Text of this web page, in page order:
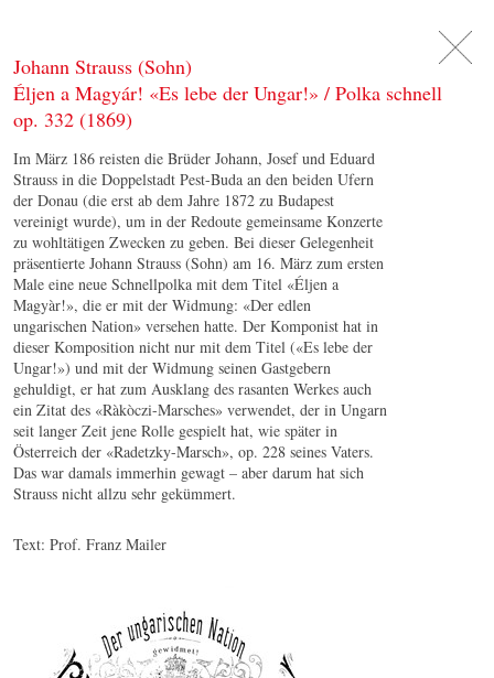
Johann Strauss (Sohn)
Éljen a Magyár! «Es lebe der Ungar!» / Polka schnell
op. 332 (1869)
Im März 186 reisten die Brüder Johann, Josef und Eduard
Strauss in die Doppelstadt Pest-Buda an den beiden Ufern
der Donau (die erst ab dem Jahre 1872 zu Budapest
vereinigt wurde), um in der Redoute gemeinsame Konzerte
zu wohltätigen Zwecken zu geben. Bei dieser Gelegenheit
präsentierte Johann Strauss (Sohn) am 16. März zum ersten
Male eine neue Schnellpolka mit dem Titel «Éljen a
Magyàr!», die er mit der Widmung: «Der edlen
ungarischen Nation» versehen hatte. Der Komponist hat in
dieser Komposition nicht nur mit dem Titel («Es lebe der
Ungar!») und mit der Widmung seinen Gastgebern
gehuldigt, er hat zum Ausklang des rasanten Werkes auch
ein Zitat des «Ràkòczi-Marsches» verwendet, der in Ungarn
seit langer Zeit jene Rolle gespielt hat, wie später in
Österreich der «Radetzky-Marsch», op. 228 seines Vaters.
Das war damals immerhin gewagt – aber darum hat sich
Strauss nicht allzu sehr gekümmert.
Text: Prof. Franz Mailer